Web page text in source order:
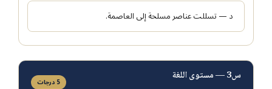
د — تسللت عناصر مسلحة إلى العاصمة.
س3 — مستوى اللغة 5 درجات